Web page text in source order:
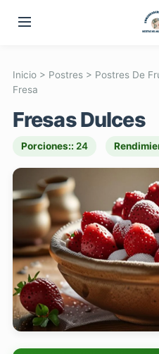
Inicio> Postres> Postres De
Fresa
Fresas Dulces
Porciones:: 24